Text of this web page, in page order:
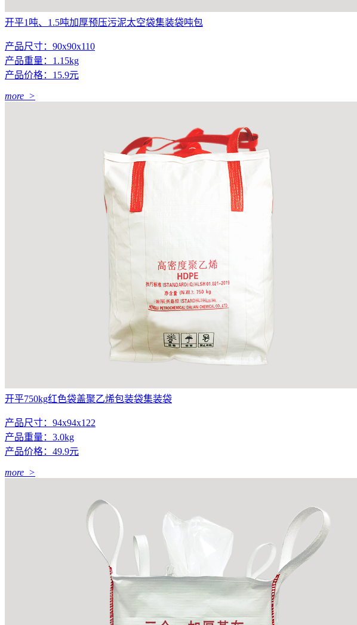
开平1吨、1.5吨加厚预压污泥太空袋集装袋吨包
产品尺寸：90x90x110
产品重量：1.15kg
产品价格：15.9元
more >
开平750kg红色袋盖聚乙烯包装袋集装袋
产品尺寸：94x94x122
产品重量：3.0kg
产品价格：49.9元
more >